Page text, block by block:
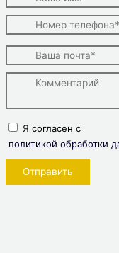
Я согласен с
политикой обработки
Отправить